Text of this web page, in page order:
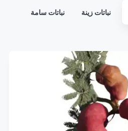
نباتات زينة نباتات سامة